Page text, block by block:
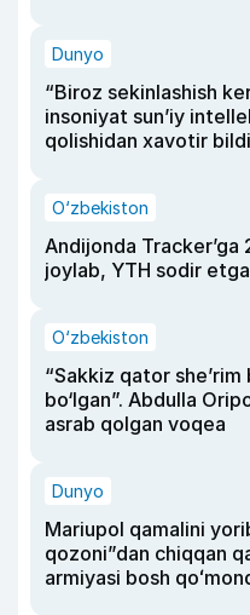
Dunyo
“Biroz sekinlashish
insoniyat sun’iy
qolishidan xavotir
O‘zbekiston
Andijonda Tracker’ga
joylab, YTH sodir
O‘zbekiston
“Sakkiz qator
bo‘lgan”. Abdulla
asrab qolgan voqea
Dunyo
Mariupol qamalini
qozoni”dan chiqqan
armiyasi bosh